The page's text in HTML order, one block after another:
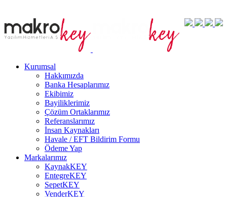
Kurumsal
Hakkımızda
Banka Hesaplarımız
Ekibimiz
Bayiliklerimiz
Çözüm Ortaklarımız
Referanslarımız
İnsan Kaynakları
Havale / EFT Bildirim Formu
Ödeme Yap
Markalarımız
KaynakKEY
EntegreKEY
SepetKEY
VenderKEY